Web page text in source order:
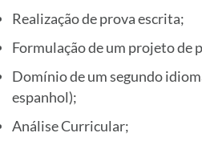
Realização de prova escrita;
Formulação de um projeto de
Domínio de um segundo
espanhol);
Análise Curricular;